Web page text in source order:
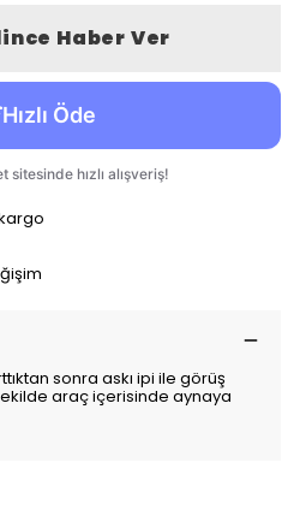
Haber Ver
sonra askı ipi ile görüş
araç içerisinde aynaya